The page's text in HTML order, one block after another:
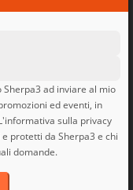
Sherpa3 ad inviare al mio
ed eventi, in
sulla privacy
protetti da Sherpa3 e chi
domande.